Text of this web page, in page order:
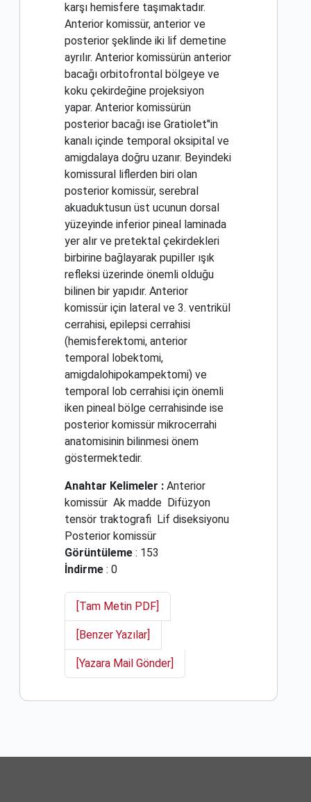
karşı hemisfere taşımaktadır.
Anterior komissür, anterior ve
posterior şeklinde iki lif demetine
ayrılır. Anterior komissürün anterior
bacağı orbitofrontal bölgeye ve
koku çekirdeğine projeksiyon
yapar. Anterior komissürün
posterior bacağı ise Gratiolet"in
kanalı içinde temporal oksipital ve
amigdalaya doğru uzanır. Beyindeki
komissural liflerden biri olan
posterior komissür, serebral
akuaduktusun üst ucunun dorsal
yüzeyinde inferior pineal laminada
yer alır ve pretektal çekirdekleri
birbirine bağlayarak pupiller ışık
refleksi üzerinde önemli olduğu
bilinen bir yapıdır. Anterior
komissür için lateral ve 3. ventrikül
cerrahisi, epilepsi cerrahisi
(hemisferektomi, anterior
temporal lobektomi,
amigdalohipokampektomi) ve
temporal lob cerrahisi için önemli
iken pineal bölge cerrahisinde ise
posterior komissür mikrocerrahi
anatomisinin bilinmesi önem
göstermektedir.
Anahtar Kelimeler : Anterior
komissür Ak madde Difüzyon
tensör traktografi Lif diseksiyonu
Posterior komissür
Görüntüleme : 153
İndirme : 0
[Tam Metin PDF]
[Benzer Yazılar]
[Yazara Mail Gönder]